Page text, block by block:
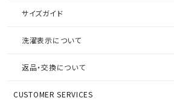
サイズガイド
洗濯表示について
返品・交換について
CUSTOMER SERVICES